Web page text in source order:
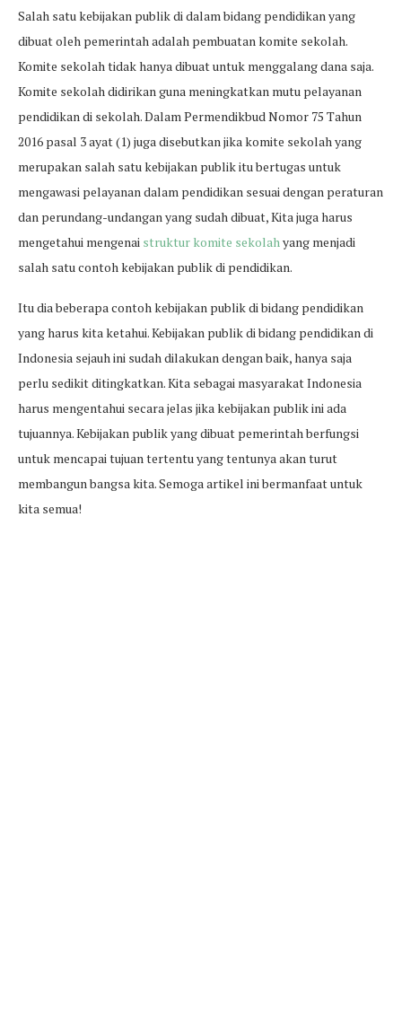
Salah satu kebijakan publik di dalam bidang pendidikan yang
dibuat oleh pemerintah adalah pembuatan komite sekolah.
Komite sekolah tidak hanya dibuat untuk menggalang dana saja.
Komite sekolah didirikan guna meningkatkan mutu pelayanan
pendidikan di sekolah. Dalam Permendikbud Nomor 75 Tahun
2016 pasal 3 ayat (1) juga disebutkan jika komite sekolah yang
merupakan salah satu kebijakan publik itu bertugas untuk
mengawasi pelayanan dalam pendidikan sesuai dengan peraturan
dan perundang-undangan yang sudah dibuat, Kita juga harus
mengetahui mengenai struktur komite sekolahyang menjadi
salah satu contoh kebijakan publik di pendidikan.
Itu dia beberapa contoh kebijakan publik di bidang pendidikan
yang harus kita ketahui. Kebijakan publik di bidang pendidikan di
Indonesia sejauh ini sudah dilakukan dengan baik, hanya saja
perlu sedikit ditingkatkan. Kita sebagai masyarakat Indonesia
harus mengentahui secara jelas jika kebijakan publik ini ada
tujuannya. Kebijakan publik yang dibuat pemerintah berfungsi
untuk mencapai tujuan tertentu yang tentunya akan turut
membangun bangsa kita. Semoga artikel ini bermanfaat untuk
kita semua!